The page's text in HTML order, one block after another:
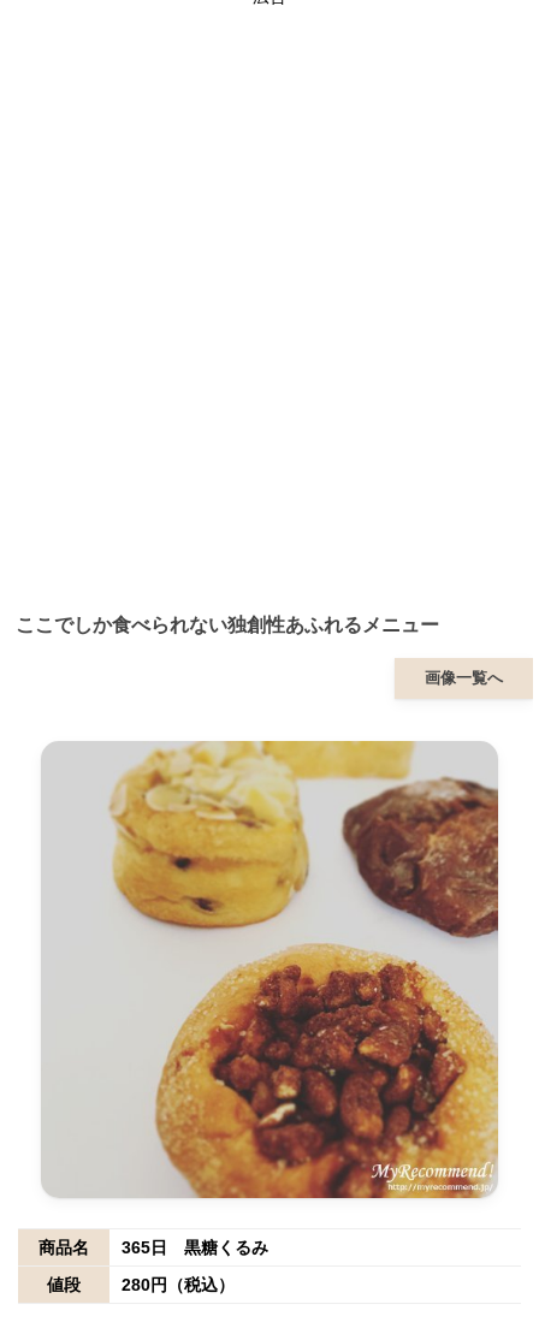
ここでしか食べられない独創性あふれるメニュー
画像一覧へ
商品名
365日 黒糖くるみ
値段
280円（税込）